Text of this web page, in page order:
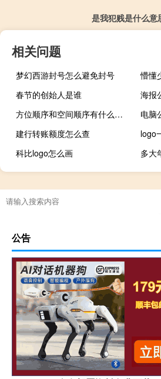
是我犯贱是什么意
相关问题
梦幻西游封号怎么避免封号
懵懂
春节的创始人是谁
海报
方位顺序和空间顺序有什么区别
电脑
建行转账额度怎么查
logo
科比logo怎么画
多大
公告